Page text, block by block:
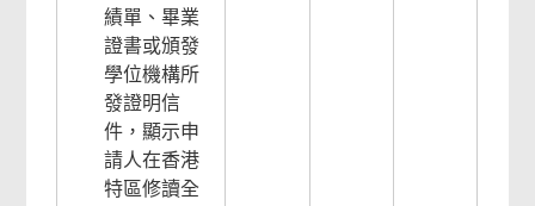
績單、畢業
證書或頒發
學位機構所
發證明信
件，顯示申
請人在香港
特區修讀全